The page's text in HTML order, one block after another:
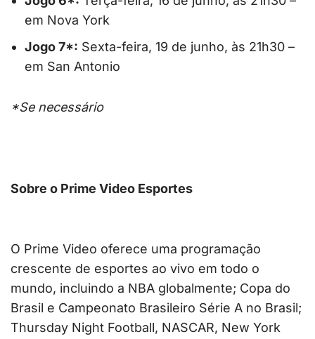
em Nova York
Jogo 7*: Sexta-feira, 19 de junho, às 21h30 –
em San Antonio
*Se necessário
Sobre o Prime Video Esportes
O Prime Video oferece uma programação
crescente de esportes ao vivo em todo o
mundo, incluindo a NBA globalmente; Copa do
Brasil e Campeonato Brasileiro Série A no Brasil;
Thursday Night Football, NASCAR, New York